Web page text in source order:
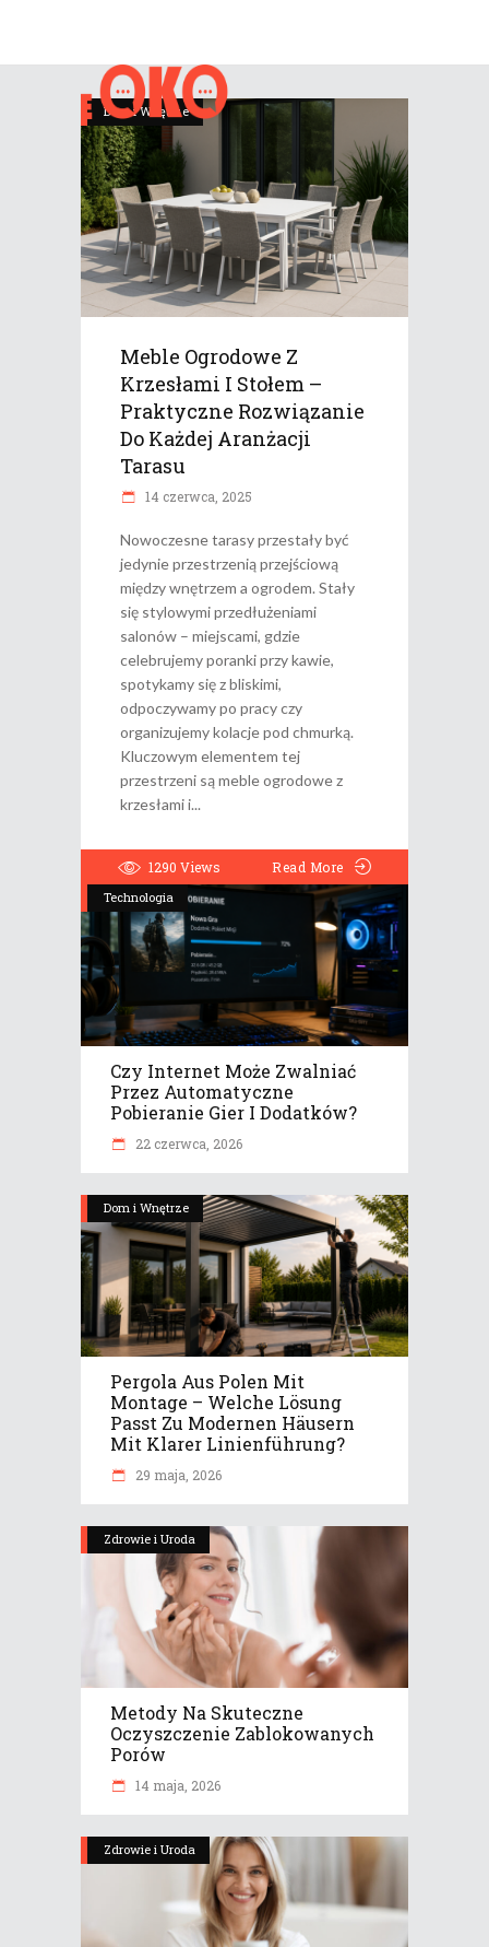
Dom i Wnętrze
Meble Ogrodowe Z
Krzesłami I Stołem –
Praktyczne Rozwiązanie
Do Każdej Aranżacji
Tarasu
14 czerwca, 2025
Nowoczesne tarasy przestały być
jedynie przestrzenią przejściową
między wnętrzem a ogrodem. Stały
się stylowymi przedłużeniami
salonów – miejscami, gdzie
celebrujemy poranki przy kawie,
spotykamy się z bliskimi,
odpoczywamy po pracy czy
organizujemy kolacje pod chmurką.
Kluczowym elementem tej
przestrzeni są meble ogrodowe z
krzesłami i
1290 Views Read More
Technologia
Czy Internet Może Zwalniać
Przez Automatyczne
Pobieranie Gier I Dodatków?
22 czerwca, 2026
Dom i Wnętrze
Pergola Aus Polen Mit
Montage – Welche Lösung
Passt Zu Modernen Häusern
Mit Klarer Linienführung?
29 maja, 2026
Zdrowie i Uroda
Metody Na Skuteczne
Oczyszczenie Zablokowanych
Porów
14 maja, 2026
Zdrowie i Uroda